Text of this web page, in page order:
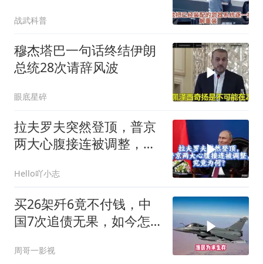
战武科普
穆杰塔巴一句话终结伊朗
总统28次请辞风波
眼底星碎
拉夫罗夫突然登顶，普京
两大心腹接连被调整，究
Hello吖小志
买26架歼6竟不付钱，中
国7次追债无果，如今怎
周哥一影视